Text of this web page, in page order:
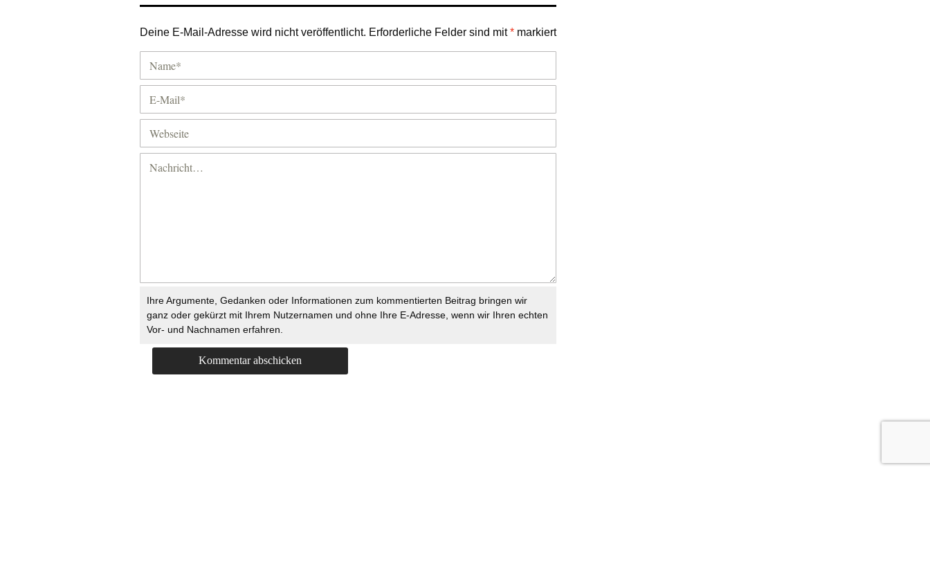
Deine E-Mail-Adresse wird nicht veröffentlicht. Erforderliche Felder sind mit* markiert
Ihre Argumente, Gedanken oder Informationen zum kommentierten Beitrag bringen wir
ganz oder gekürzt mit Ihrem Nutzernamen und ohne Ihre E-Adresse, wenn wir Ihren echten
Vor- und Nachnamen erfahren.